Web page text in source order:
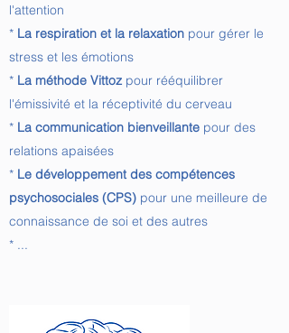
l'attention
* La respiration et la relaxation pour gérer le
stress et les émotions
* La méthode Vittoz pour rééquilibrer
l'émissivité et la réceptivité du cerveau
* La communication bienveillante pour des
relations apaisées
* Le développement des compétences
psychosociales (CPS) pour une meilleure de
connaissance de soi et des autres
* ...